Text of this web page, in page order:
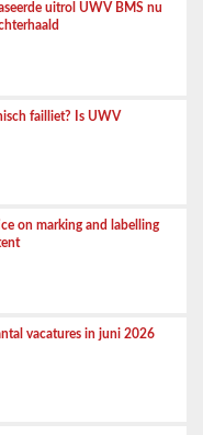
uitrol UWV BMS nu
failliet? Is UWV
on marking and labelling
vacatures in juni 2026